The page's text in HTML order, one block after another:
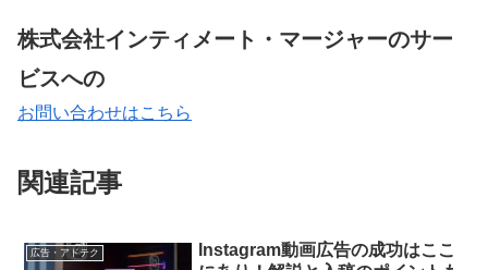
株式会社インティメート・マージャーのサー
ビスへの
お問い合わせはこちら
関連記事
広告・アドテク
Instagram動画広告の成功はここ